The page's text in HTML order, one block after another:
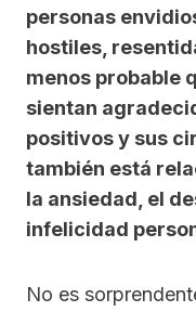
personas
hostiles,
menos probable
sientan
positivos y sus
también está
la ansiedad, el
infelicidad
No es